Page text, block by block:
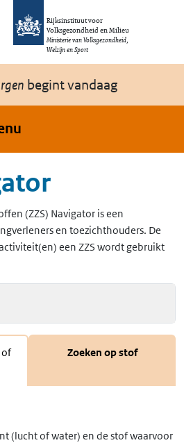
gaan
Rijksinstituut voor
Volksgezondheid en Milieu
Ministerie van Volksgezondheid,
Welzijn en Sport
begint vandaag
(ZZS) Navigator is een
en toezichthouders. De
een ZZS wordt gebruikt
of
Zoeken op stof
(lucht of water) en de stof waarvoor